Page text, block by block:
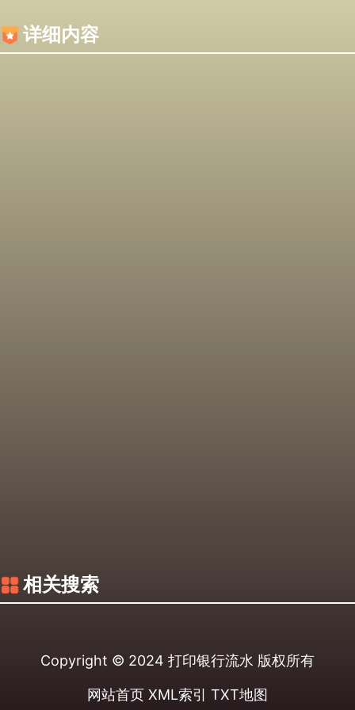
详细内容
相关搜索
Copyright © 2024 打印银行流水 版权所有
网站首页 XML索引 TXT地图